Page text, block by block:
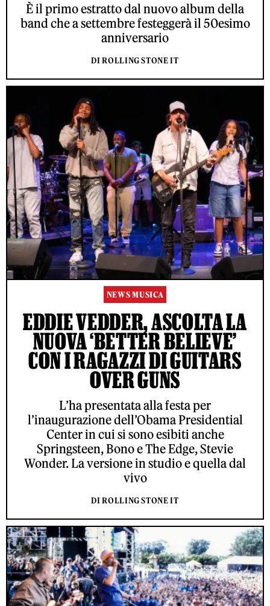
È il primo estratto dal nuovo album della
band che a settembre festeggerà il 50esimo
anniversario
DI ROLLING STONE IT
NEWS MUSICA
EDDIE VEDDER, ASCOLTA LA
NUOVA ‘BETTER BELIEVE’
CON I RAGAZZI DI GUITARS
OVER GUNS
L’ha presentata alla festa per
l’inaugurazione dell’Obama Presidential
Center in cui si sono esibiti anche
Springsteen, Bono e The Edge, Stevie
Wonder. La versione in studio e quella dal
vivo
DI ROLLING STONE IT